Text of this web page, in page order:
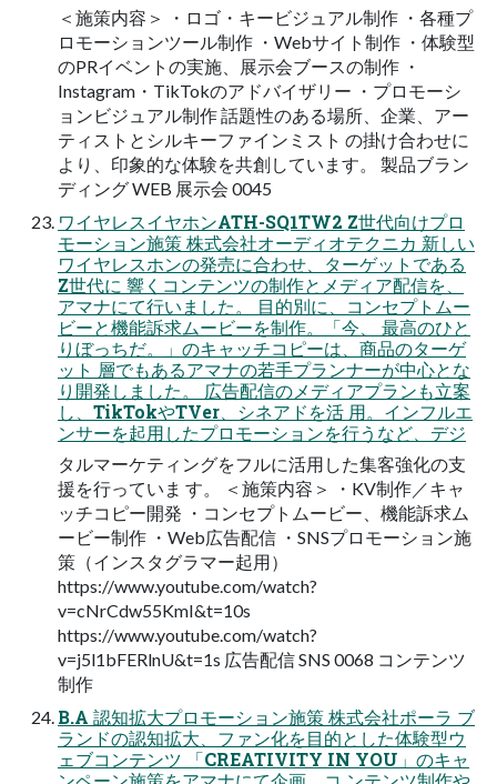
＜施策内容＞ ・ロゴ・キービジュアル制作 ・各種プ
ロモーションツール制作 ・Webサイト制作 ・体験型
のPRイベントの実施、展⽰会ブースの制作 ・
Instagram・TikTokのアドバイザリー ・プロモーシ
ョンビジュアル制作 話題性のある場所、企業、アー
ティストとシルキーファインミスト の掛け合わせに
より、印象的な体験を共創しています。 製品ブラン
ディング WEB 展⽰会 0045
ワイヤレスイヤホンATH-SQ1TW2 Z世代向けプロ
モーション施策 株式会社オーディオテクニカ 新しい
ワイヤレスホンの発売に合わせ、ターゲットである
Z世代に 響くコンテンツの制作とメディア配信を、
アマナにて⾏いました。 ⽬的別に、コンセプトムー
ビーと機能訴求ムービーを制作。「今、 最⾼のひと
りぼっちだ。」のキャッチコピーは、商品のターゲ
ット 層でもあるアマナの若⼿プランナーが中⼼とな
り開発しました。 広告配信のメディアプランも⽴案
し、TikTokやTVer、シネアドを活 ⽤。インフルエ
ンサーを起⽤したプロモーションを⾏うなど、デジ
タルマーケティングをフルに活⽤した集客強化の⽀
援を⾏っていま す。 ＜施策内容＞ ・KV制作／キャ
ッチコピー開発 ・コンセプトムービー、機能訴求ム
ービー制作 ・Web広告配信 ・SNSプロモーション施
策（インスタグラマー起⽤）
https://www.youtube.com/watch?
v=cNrCdw55KmI&t=10s
https://www.youtube.com/watch?
v=j5l1bFERlnU&t=1s 広告配信 SNS 0068 コンテンツ
制作
B.A 認知拡⼤プロモーション施策 株式会社ポーラ ブ
ランドの認知拡⼤、ファン化を⽬的とした体験型ウ
ェブコンテンツ 「CREATIVITY IN YOU」のキャ